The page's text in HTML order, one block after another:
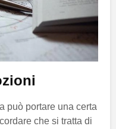
può portare una certa
che si tratta di